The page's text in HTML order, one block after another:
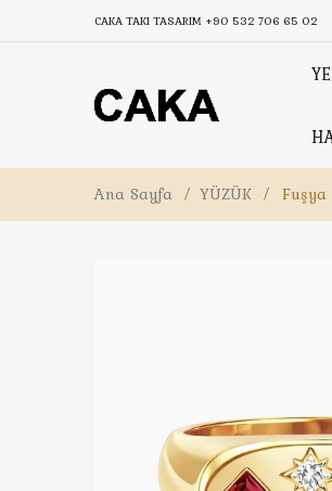
CAKA TAKI TASARIM +90 532 706 65 02
Ana Sayfa / YÜZÜK /